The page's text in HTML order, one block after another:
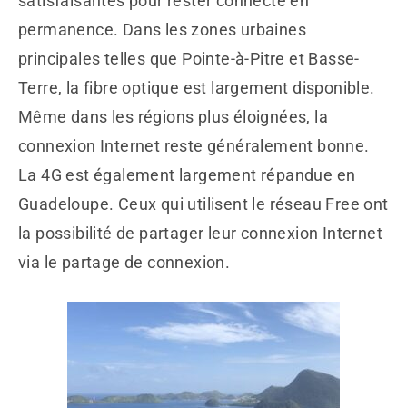
permanence. Dans les zones urbaines
principales telles que Pointe-à-Pitre et Basse-
Terre, la fibre optique est largement disponible.
Même dans les régions plus éloignées, la
connexion Internet reste généralement bonne.
La 4G est également largement répandue en
Guadeloupe. Ceux qui utilisent le réseau Free ont
la possibilité de partager leur connexion Internet
via le partage de connexion.